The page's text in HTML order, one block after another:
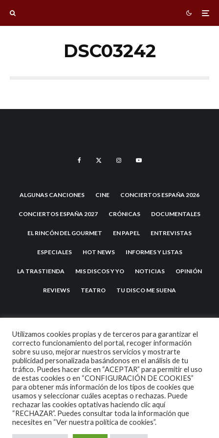
DSC03242
ALGUNAS CANCIONES CINE CONCIERTOS ESPAÑA 2026
CONCIERTOS ESPAÑA 2027 CRÓNICAS DOCUMENTALES
EL RINCÓN DEL GOURMET EN PAPEL ENTREVISTAS
ESPECIALES HOT NEWS INFORMES Y LISTAS
LA TRASTIENDA MIS DISCOS Y YO NOTICIAS OPINIÓN
REVIEWS TEATRO TU DISCO ME SUENA
2007 COPYRIGHT -CODETIPITHEME
Utilizamos cookies propias y de terceros para garantizar el
correcto funcionamiento del portal, recoger información
sobre su uso, mejorar nuestros servicios y mostrarte
publicidad personalizada basándonos en el análisis de tu
tráfico. Puedes hacer clic en “ACEPTAR” para permitir el uso
de estas cookies o en “CONFIGURACIÓN DE COOKIES”
para obtener más información de los tipos de cookies que
usamos y seleccionar cuáles aceptas o rechazas. Puede
rechazar las cookies optativas haciendo clic aquí
“RECHAZAR”. Puedes consultar toda la información que
necesites en “Ver nuestra política de cookies”.